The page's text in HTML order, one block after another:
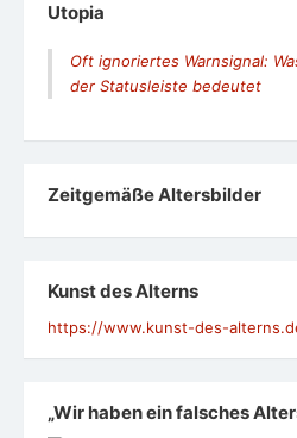
Utopia
Oft ignoriertes Warnsignal:
der Statusleiste bedeutet
Zeit­ge­mäße Alters­bil­der
Kunst des Alterns
https://www.kunst-des-
„Wir haben ein falsches